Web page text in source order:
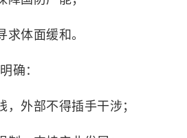
求体面缓和。
确：
，外部不得插手干涉；